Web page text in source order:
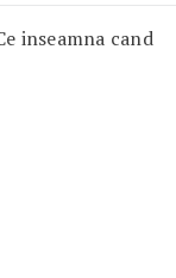
inseamna cand